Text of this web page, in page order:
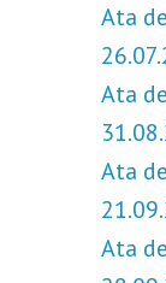
Ata
Ata
Ata
Ata